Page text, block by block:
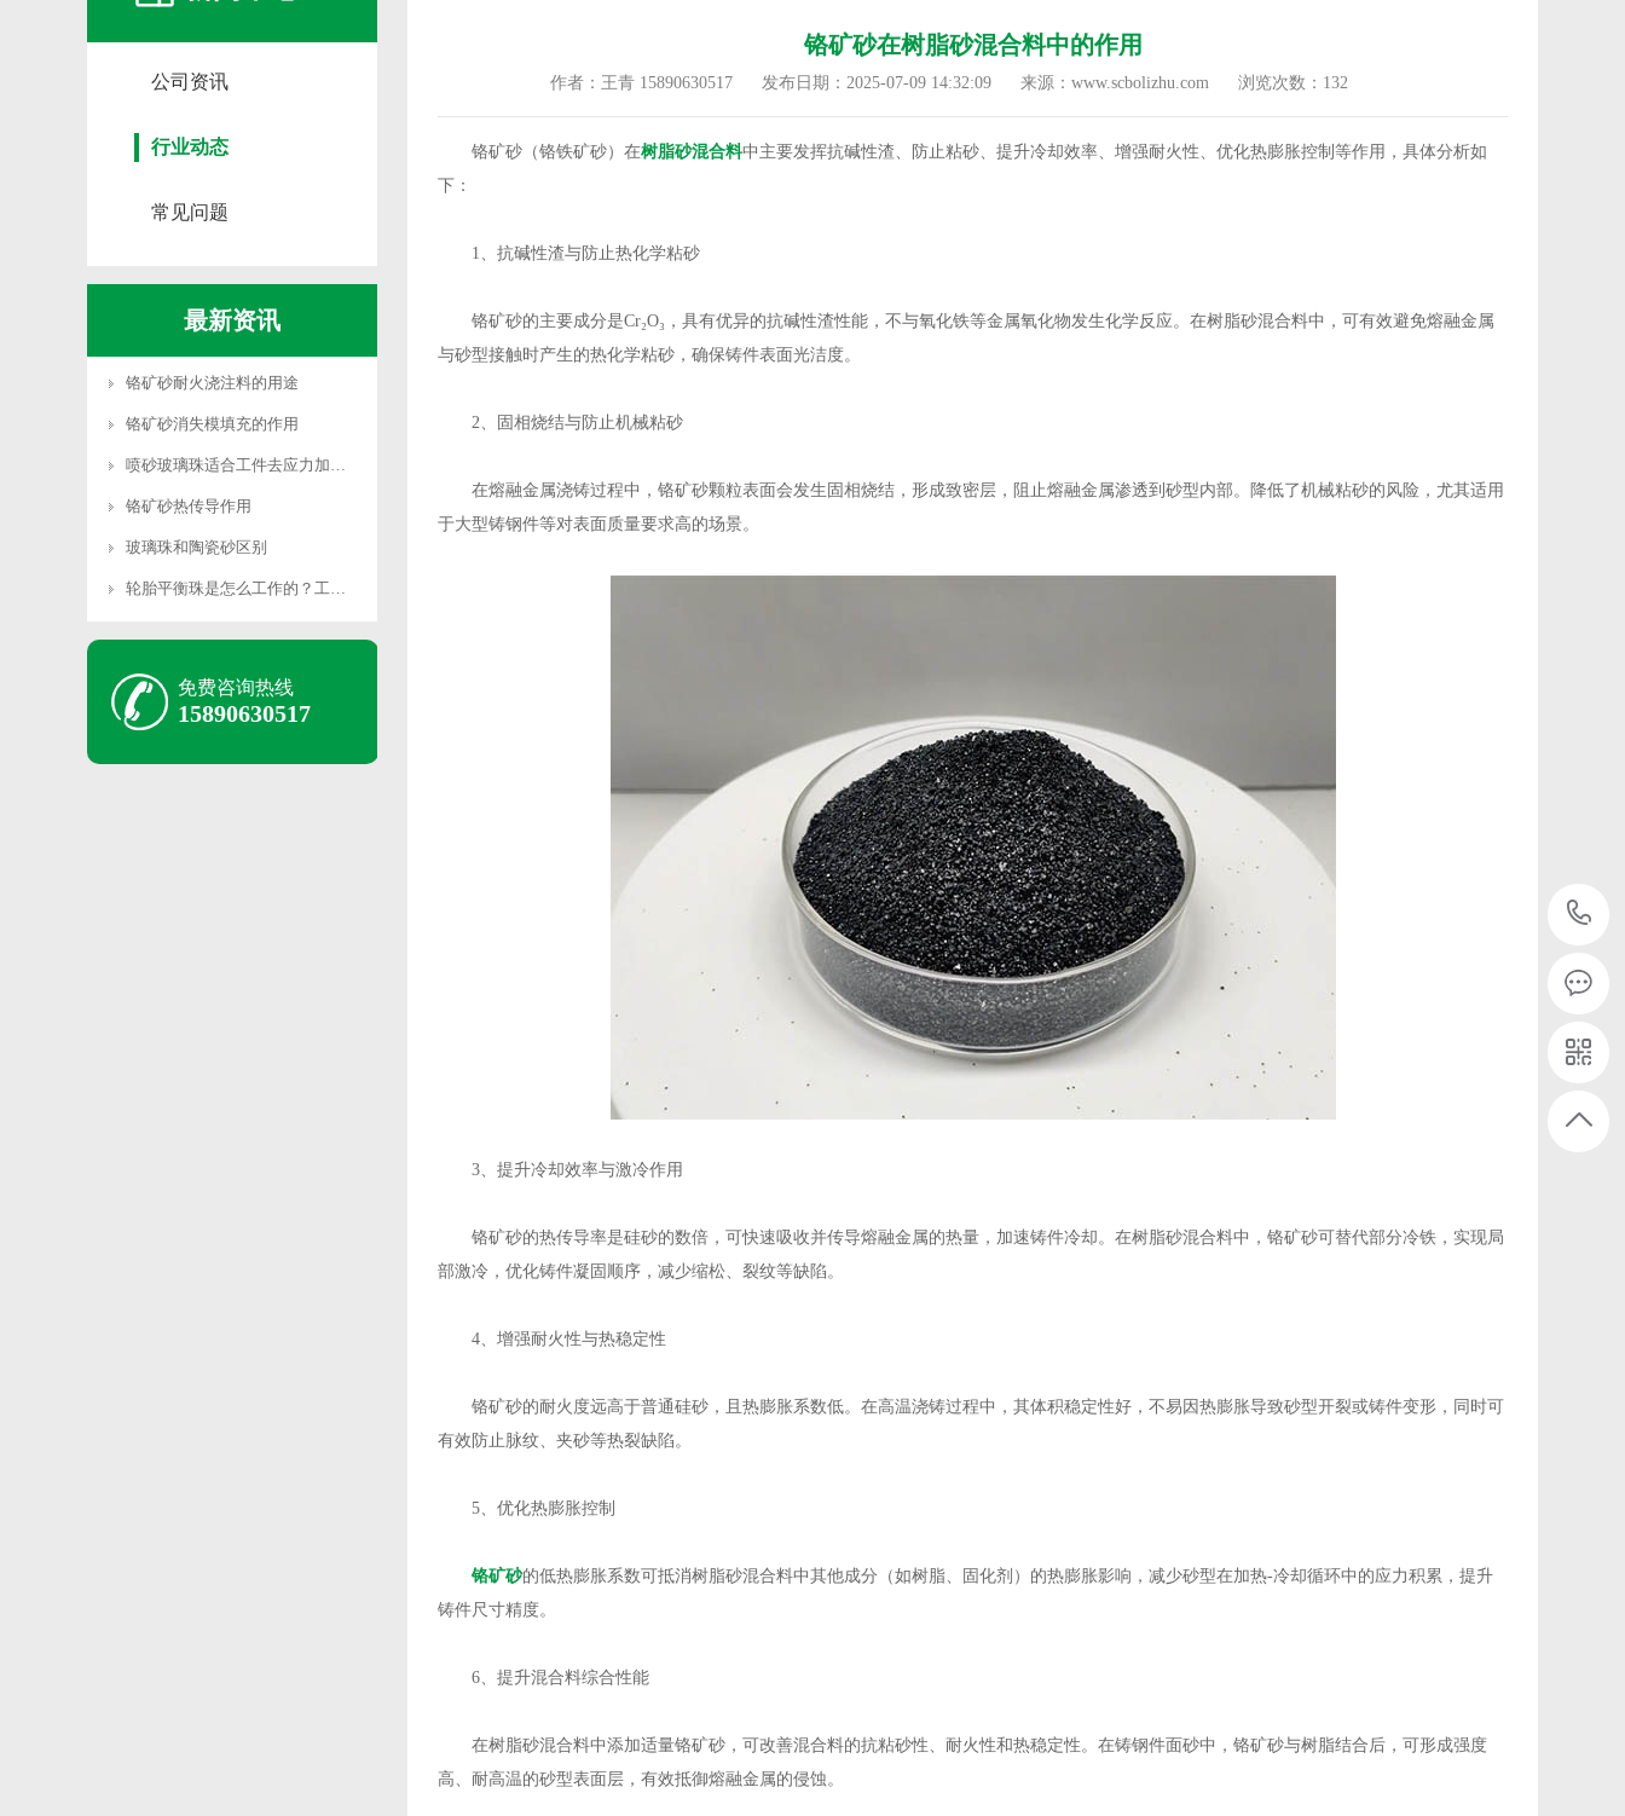
公司资讯
行业动态
常见问题
最新资讯
铬矿砂耐火浇注料的用途
铬矿砂消失模填充的作用
喷砂玻璃珠适合工件去应力加工吗
铬矿砂热传导作用
玻璃珠和陶瓷砂区别
轮胎平衡珠是怎么工作的？工作原理是什么？
免费咨询热线
15890630517
铬矿砂在树脂砂混合料中的作用
作者：王青 15890630517 发布日期：2025-07-09 14:32:09 来源：www.scbolizhu.com 浏览次数： 132
铬矿砂（铬铁矿砂）在树脂砂混合料中主要发挥抗碱性渣、防止粘砂、提升冷却效率、增强耐火性、优化热膨胀控制等作用，具体分析如
下：
1、抗碱性渣与防止热化学粘砂
铬矿砂的主要成分是Cr₂O₃，具有优异的抗碱性渣性能，不与氧化铁等金属氧化物发生化学反应。在树脂砂混合料中，可有效避免熔融金属
与砂型接触时产生的热化学粘砂，确保铸件表面光洁度。
2、固相烧结与防止机械粘砂
在熔融金属浇铸过程中，铬矿砂颗粒表面会发生固相烧结，形成致密层，阻止熔融金属渗透到砂型内部。降低了机械粘砂的风险，尤其适用
于大型铸钢件等对表面质量要求高的场景。
3、提升冷却效率与激冷作用
铬矿砂的热传导率是硅砂的数倍，可快速吸收并传导熔融金属的热量，加速铸件冷却。在树脂砂混合料中，铬矿砂可替代部分冷铁，实现局
部激冷，优化铸件凝固顺序，减少缩松、裂纹等缺陷。
4、增强耐火性与热稳定性
铬矿砂的耐火度远高于普通硅砂，且热膨胀系数低。在高温浇铸过程中，其体积稳定性好，不易因热膨胀导致砂型开裂或铸件变形，同时可
有效防止脉纹、夹砂等热裂缺陷。
5、优化热膨胀控制
铬矿砂的低热膨胀系数可抵消树脂砂混合料中其他成分（如树脂、固化剂）的热膨胀影响，减少砂型在加热-冷却循环中的应力积累，提升
铸件尺寸精度。
6、提升混合料综合性能
在树脂砂混合料中添加适量铬矿砂，可改善混合料的抗粘砂性、耐火性和热稳定性。在铸钢件面砂中，铬矿砂与树脂结合后，可形成强度
高、耐高温的砂型表面层，有效抵御熔融金属的侵蚀。